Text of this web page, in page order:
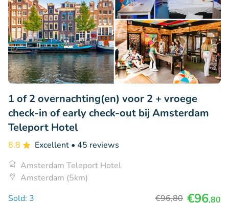
1 of 2 overnachting(en) voor 2 + vroege
check-in of early check-out bij Amsterdam
Teleport Hotel
8.8 Excellent • 45 reviews
Amsterdam Teleport Hotel
Amsterdam (5km)
Sold: 3
€96,80 €96,80